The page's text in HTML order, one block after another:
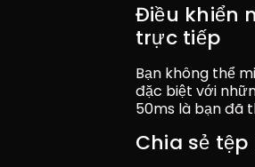
Điều khiển
trực tiếp
Bạn không thể
đặc biệt với
50ms là bạn đã
Chia sẻ